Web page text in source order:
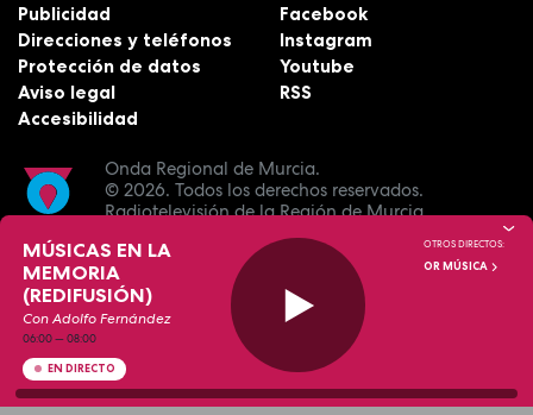
Onda Regional de Murcia.
© 2026. Todos los derechos reservados.
Radiotelevisión de la Región de Murcia.
Publicidad
Direcciones y teléfonos
Protección de datos
Aviso legal
Accesibilidad
Facebook
Instagram
Youtube
RSS
MÚSICAS EN LA
MEMORIA
(REDIFUSIÓN)
Con Adolfo Fernández
06:00—08:00
EN DIRECTO
OTROS DIRECTOS:
OR MÚSICA